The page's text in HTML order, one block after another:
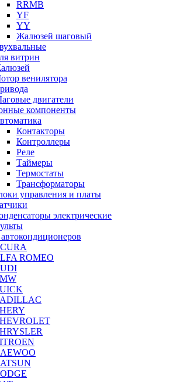
RRMB
YF
YY
Жалюзей шаговый
витрин
венилятора
двигатели
компоненты
Контакторы
Контроллеры
Реле
Таймеры
Термостаты
Трансформаторы
управления и платы
электрические
ROMEO